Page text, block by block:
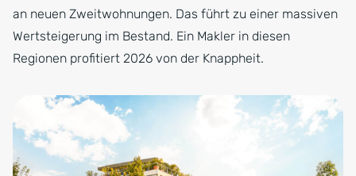
an neuen Zweitwohnungen. Das führt zu einer massiven
Wertsteigerung im Bestand. Ein Makler in diesen
Regionen profitiert 2026 von der Knappheit.